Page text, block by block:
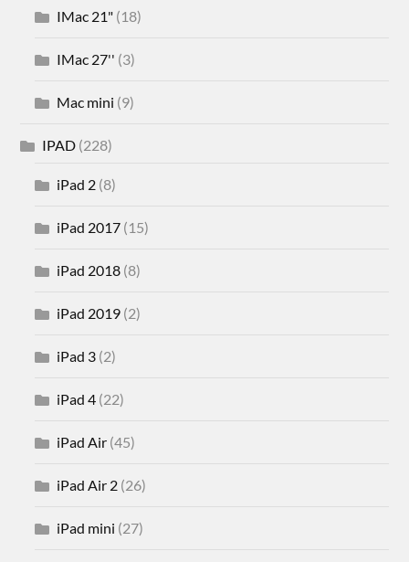
IMac 21" (18)
IMac 27'' (3)
Mac mini (9)
IPAD (228)
iPad 2 (8)
iPad 2017 (15)
iPad 2018 (8)
iPad 2019 (2)
iPad 3 (2)
iPad 4 (22)
iPad Air (45)
iPad Air 2 (26)
iPad mini (27)